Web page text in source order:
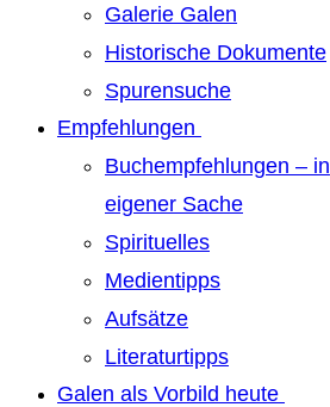
Galerie Galen
Historische Dokumente
Spurensuche
Empfehlungen
Buchempfehlungen – in
eigener Sache
Spirituelles
Medientipps
Aufsätze
Literaturtipps
Galen als Vorbild heute